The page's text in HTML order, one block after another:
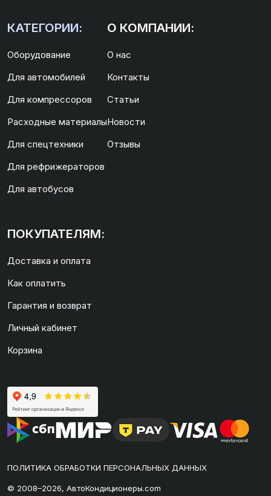
КАТЕГОРИИ:
Оборудование
Для автомобилей
Для компрессоров
Расходные материалы
Для спецтехники
Для рефрижераторов
Для автобусов
О КОМПАНИИ:
О нас
Контакты
Статьи
Новости
Отзывы
ПОКУПАТЕЛЯМ:
Доставка и оплата
Как оплатить
Гарантия и возврат
Личный кабинет
Корзина
ПОЛИТИКА ОБРАБОТКИ ПЕРСОНАЛЬНЫХ ДАННЫХ
© 2008–2026, АвтоКондиционеры.com